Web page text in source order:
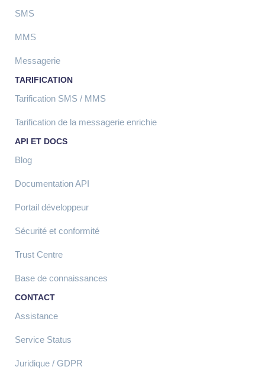
SMS
MMS
Messagerie
TARIFICATION
Tarification SMS / MMS
Tarification de la messagerie enrichie
API ET DOCS
Blog
Documentation API
Portail développeur
Sécurité et conformité
Trust Centre
Base de connaissances
CONTACT
Assistance
Service Status
Juridique / GDPR